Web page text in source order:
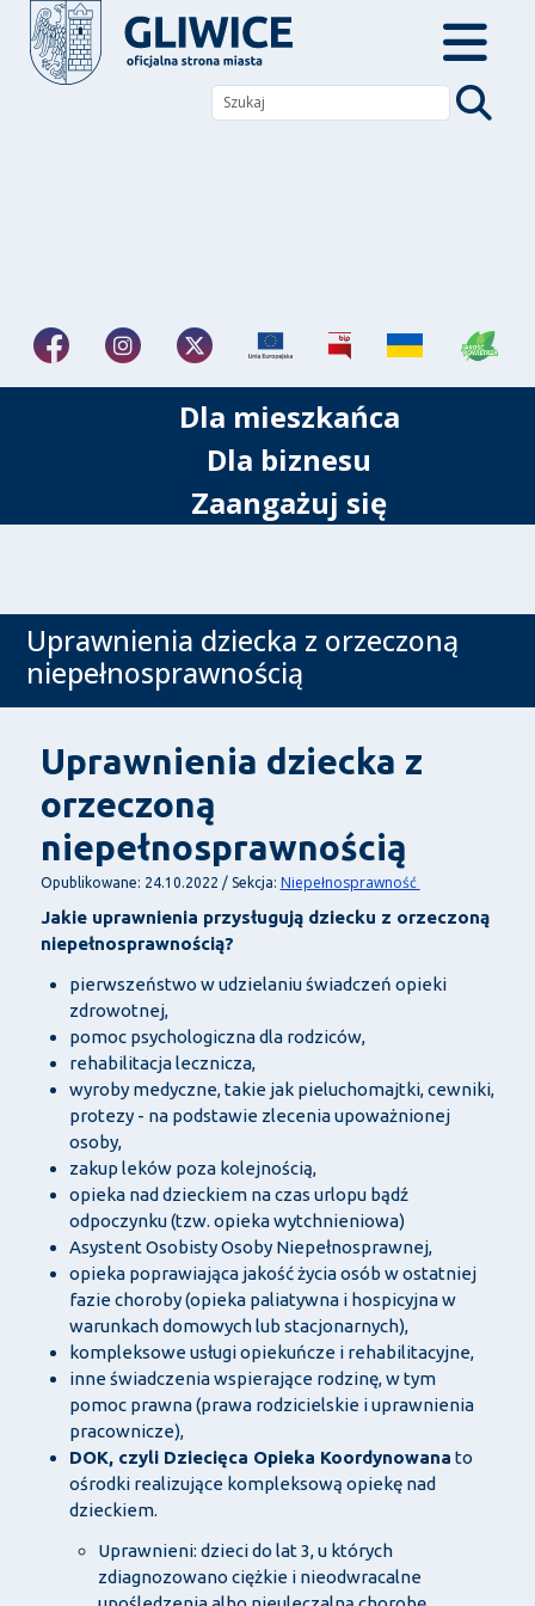
Dla mieszkańca
Dla biznesu
Zaangażuj się
Uprawnienia dziecka z orzeczoną
niepełnosprawnością
Uprawnienia dziecka z
orzeczoną
niepełnosprawnością
Opublikowane: 24.10.2022 / Sekcja: Niepełnosprawność
Jakie uprawnienia przysługują dziecku z orzeczoną
niepełnosprawnością?
pierwszeństwo w udzielaniu świadczeń opieki
zdrowotnej,
pomoc psychologiczna dla rodziców,
rehabilitacja lecznicza,
wyroby medyczne, takie jak pieluchomajtki, cewniki,
protezy - na podstawie zlecenia upoważnionej
osoby,
zakup leków poza kolejnością,
opieka nad dzieckiem na czas urlopu bądź
odpoczynku (tzw. opieka wytchnieniowa)
Asystent Osobisty Osoby Niepełnosprawnej,
opieka poprawiająca jakość życia osób w ostatniej
fazie choroby (opieka paliatywna i hospicyjna w
warunkach domowych lub stacjonarnych),
kompleksowe usługi opiekuńcze i rehabilitacyjne,
inne świadczenia wspierające rodzinę, w tym
pomoc prawna (prawa rodzicielskie i uprawnienia
pracownicze),
DOK, czyli Dziecięca Opieka Koordynowana to
ośrodki realizujące kompleksową opiekę nad
dzieckiem.
Uprawnieni: dzieci do lat 3, u których
zdiagnozowano ciężkie i nieodwracalne